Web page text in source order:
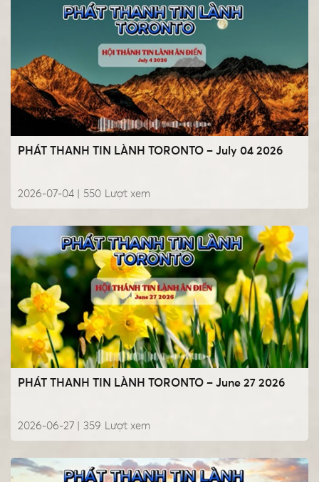
PHÁT THANH TIN LÀNH TORONTO – July 04 2026
2026-07-04 | Lượt xem
550
PHÁT THANH TIN LÀNH TORONTO – June 27 2026
2026-06-27 | Lượt xem
359